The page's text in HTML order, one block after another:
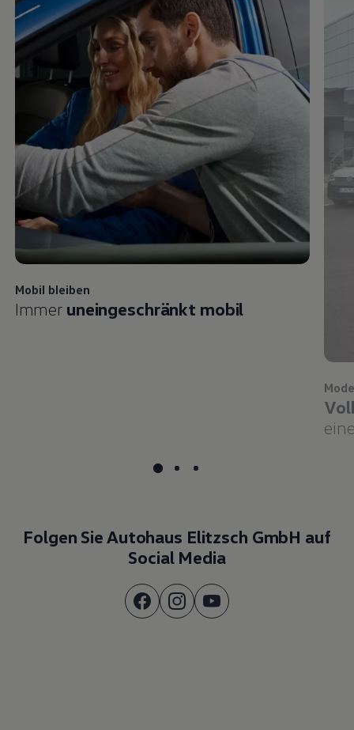
Mobil bleiben
Immer uneingeschränkt mobil
Folgen Sie Autohaus Elitzsch GmbH auf
Social Media